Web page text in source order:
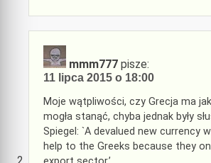
mmm777 pisze:
11 lipca 2015 o 18:00
Moje wątpliwości, czy Grecja ma
mogła stanąć, chyba jednak były
Spiegel: `A devalued new currency
help to the Greeks because they